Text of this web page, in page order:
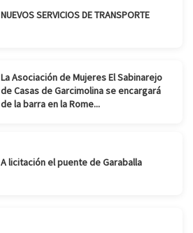
NUEVOS SERVICIOS DE TRANSPORTE
La Asociación de Mujeres El Sabinarejo
de Casas de Garcimolina se encargará
de la barra en la Rome...
A licitación el puente de Garaballa